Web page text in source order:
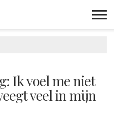
Ik voel me niet
veel in mijn